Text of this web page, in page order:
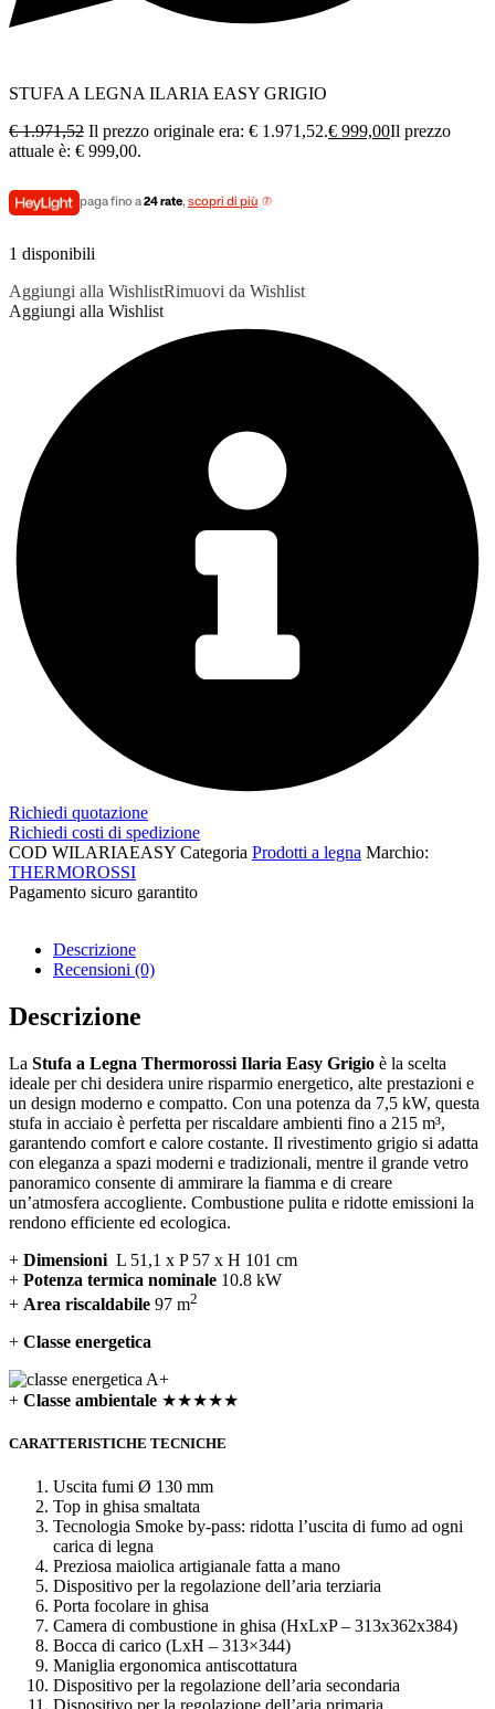
STUFA A LEGNA ILARIA EASY GRIGIO
€1.971,52 Il prezzo originale era: € 1.971,52.€ 999,00Il prezzo
attuale è: € 999,00.
paga fino a24 rate, scopri di più
1 disponibili
Aggiungi alla WishlistRimuovi da Wishlist
Aggiungi alla Wishlist
Richiedi quotazione
Richiedi costi di spedizione
COD WILARIAEASY Categoria Prodotti a legna Marchio:
THERMOROSSI
Pagamento sicuro garantito​
Descrizione
Recensioni (0)
Descrizione
La Stufa a Legna Thermorossi Ilaria Easy Grigio è la scelta
ideale per chi desidera unire risparmio energetico, alte prestazioni e
un design moderno e compatto. Con una potenza da 7,5 kW, questa
stufa in acciaio è perfetta per riscaldare ambienti fino a 215 m³,
garantendo comfort e calore costante. Il rivestimento grigio si adatta
con eleganza a spazi moderni e tradizionali, mentre il grande vetro
panoramico consente di ammirare la fiamma e di creare
un’atmosfera accogliente. Combustione pulita e ridotte emissioni la
rendono efficiente ed ecologica.
+ Dimensioni L 51,1 x P 57 x H 101 cm
+ Potenza termica nominale 10.8 kW
+ Area riscaldabile 97 m2
+ Classe energetica
+ Classe ambientale ★★★★★
CARATTERISTICHE TECNICHE
Uscita fumi Ø 130 mm
Top in ghisa smaltata
Tecnologia Smoke by-pass: ridotta l’uscita di fumo ad ogni
carica di legna
Preziosa maiolica artigianale fatta a mano
Dispositivo per la regolazione dell’aria terziaria
Porta focolare in ghisa
Camera di combustione in ghisa (HxLxP – 313x362x384)
Bocca di carico (LxH – 313×344)
Maniglia ergonomica antiscottatura
Dispositivo per la regolazione dell’aria secondaria